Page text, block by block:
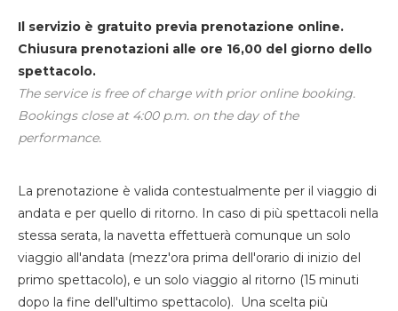
Il servizio è gratuito previa prenotazione online.
Chiusura prenotazioni alle ore 16,00 del giorno dello
spettacolo.
The service is free of charge with prior online booking.
Bookings close at 4:00 p.m. on the day of the
performance.
La prenotazione è valida contestualmente per il viaggio di
andata e per quello di ritorno. In caso di più spettacoli nella
stessa serata, la navetta effettuerà comunque un solo
viaggio all'andata (mezz'ora prima dell'orario di inizio del
primo spettacolo), e un solo viaggio al ritorno (15 minuti
dopo la fine dell'ultimo spettacolo). Una scelta più